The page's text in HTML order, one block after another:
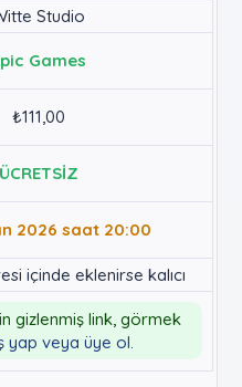
Studio
Games
₺111,00
ÜCRETSİZ
2026 saat 20:00
içinde eklenirse kalıcı
gizlenmiş link, görmek
yap veya üye ol.